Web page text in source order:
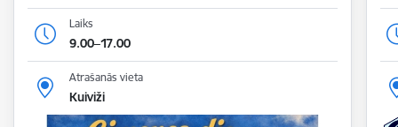
Laiks
9.00–17.00
Atrašanās vieta
Kuiviži